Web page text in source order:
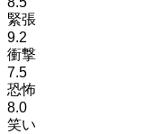
緊張
9.2
衝撃
7.5
恐怖
8.0
笑い